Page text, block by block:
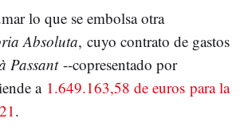
lo que se embolsa otra
Absoluta, cuyo contrato de gastos
Passant--copresentado por
a 1.649.163,58 de euros para la
.